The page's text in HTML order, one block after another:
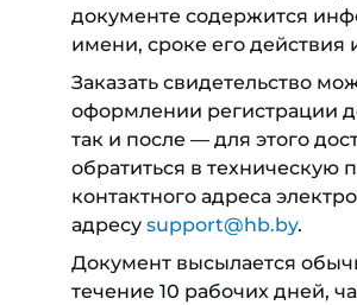
документе содержится
имени, сроке его действия
Заказать свидетельство
оформлении регистрации
так и после — для этого
обратиться в техническую
контактного адреса
адресу support@hb.by.
Документ высылается
течение 10 рабочих дней,